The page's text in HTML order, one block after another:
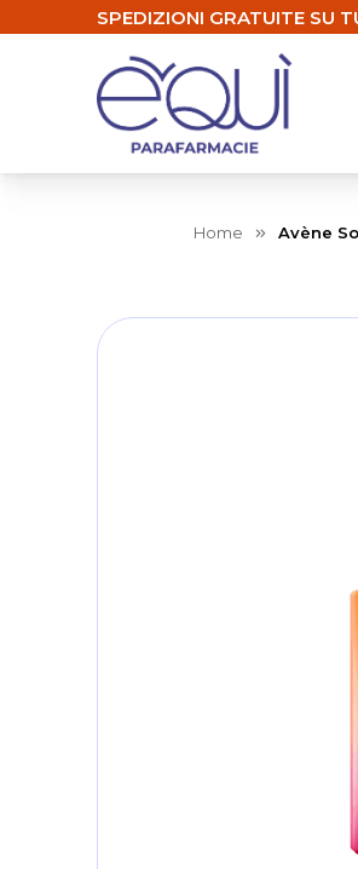
SPEDIZIONI GRATUITE SU
Home Avène
Skip
to